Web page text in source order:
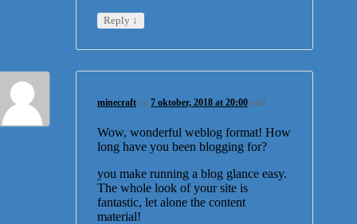
Reply ↓
minecraft on7 oktober, 2018 at 20:00 said:
Wow, wonderful weblog format! How
long have you been blogging for?
you make running a blog glance easy.
The whole look of your site is
fantastic, let alone the content
material!